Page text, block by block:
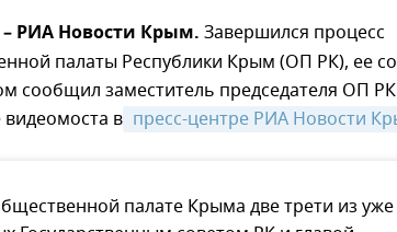
РИА Новости Крым. Завершился процесс
палаты Республики Крым (ОП РК), ее
сообщил заместитель председателя ОП РК
в пресс-центре РИА Новости
палате Крыма две трети из уже